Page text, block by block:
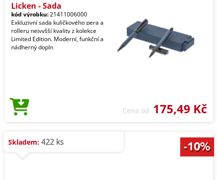
Licken - Sada
kód výrobku:21411006000
Exkluzivní sada kuličkového pera a
rolleru nejvyšší kvality z kolekce
Limited Edition. Moderní, funkční a
nádherný dopln
Cena od 175,49 Kč
Skladem: 422 ks